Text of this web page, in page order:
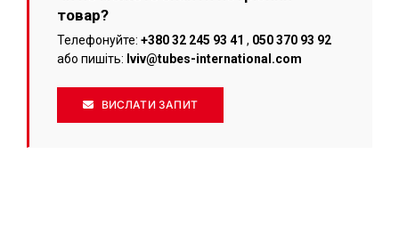
товар?
Телефонуйте: +380 32 245 93 41 , 050 370 93 92
або пишіть: lviv@tubes-international.com
ВИСЛАТИ ЗАПИТ